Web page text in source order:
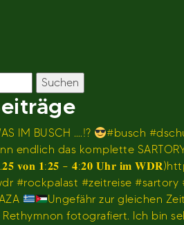
IM BUSCH ….!?
#busch
endlich das komplette
𝐯𝐨𝐧 𝟏:𝟐𝟓 – 𝟒:𝟐𝟎 𝐔𝐡𝐫 𝐢𝐦
#rockpalast #zeitreise
Ungefähr zur gleichen
fotografiert. Ich bin